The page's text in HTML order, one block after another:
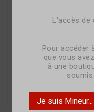
L'accès de
Pour accéder
que vous
à une
Je suis Mineur...